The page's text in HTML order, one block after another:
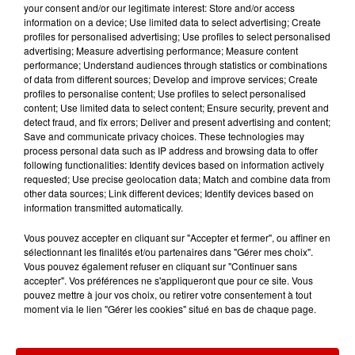
logements visités en juillet 2026,
en...
7 août 2026
Pape Léon XIV en France : quel
est son programme ?
Jeux
Gagnez vos places pour le
festival Marché Gourmand 2026
à Coulon !
your consent and/or our legitimate interest: Store and/or access
information on a device; Use limited data to select advertising; Create
profiles for personalised advertising; Use profiles to select personalised
advertising; Measure advertising performance; Measure content
performance; Understand audiences through statistics or combinations
of data from different sources; Develop and improve services; Create
profiles to personalise content; Use profiles to select personalised
content; Use limited data to select content; Ensure security, prevent and
detect fraud, and fix errors; Deliver and present advertising and content;
Save and communicate privacy choices. These technologies may
process personal data such as IP address and browsing data to offer
following functionalities: Identify devices based on information actively
requested; Use precise geolocation data; Match and combine data from
other data sources; Link different devices; Identify devices based on
information transmitted automatically.
Vous pouvez accepter en cliquant sur "Accepter et fermer", ou affiner en
sélectionnant les finalités et/ou partenaires dans "Gérer mes choix".
Vous pouvez également refuser en cliquant sur "Continuer sans
accepter". Vos préférences ne s'appliqueront que pour ce site. Vous
pouvez mettre à jour vos choix, ou retirer votre consentement à tout
moment via le lien "Gérer les cookies" situé en bas de chaque page.